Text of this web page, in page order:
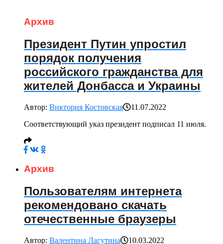
Архив
Президент Путин упростил
порядок получения
российского гражданства для
жителей Донбасса и Украины
Автор: Виктория Костовская
11.07.2022
Соответствующий указ президент подписал 11 июля.
Архив
Пользователям интернета
рекомендовано скачать
отечественные браузеры
Автор: Валентина Лагутина 10.03.2022